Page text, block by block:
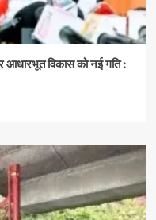
आधारभूत विकास को नई गति :